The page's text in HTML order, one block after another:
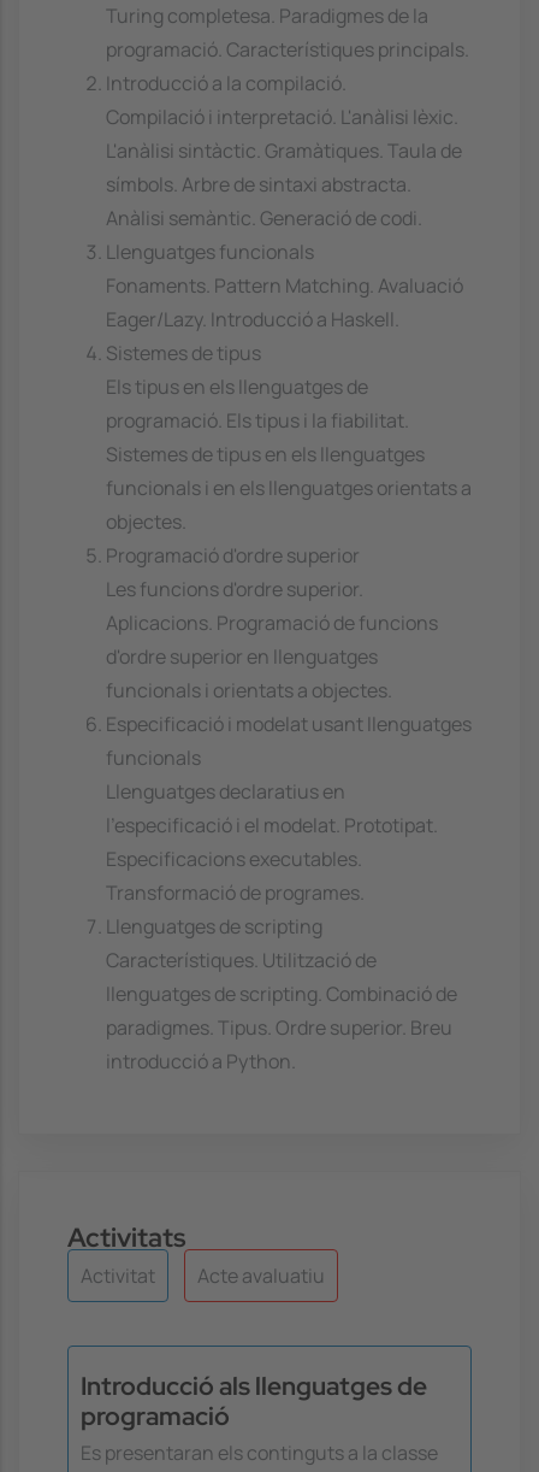
Turing completesa. Paradigmes de la
programació. Característiques principals.
Introducció a la compilació.
Compilació i interpretació. L'anàlisi lèxic.
L'anàlisi sintàctic. Gramàtiques. Taula de
símbols. Arbre de sintaxi abstracta.
Anàlisi semàntic. Generació de codi.
Llenguatges funcionals
Fonaments. Pattern Matching. Avaluació
Eager/Lazy. Introducció a Haskell.
Sistemes de tipus
Els tipus en els llenguatges de
programació. Els tipus i la fiabilitat.
Sistemes de tipus en els llenguatges
funcionals i en els llenguatges orientats a
objectes.
Programació d'ordre superior
Les funcions d'ordre superior.
Aplicacions. Programació de funcions
d'ordre superior en llenguatges
funcionals i orientats a objectes.
Especificació i modelat usant llenguatges
funcionals
Llenguatges declaratius en
l'especificació i el modelat. Prototipat.
Especificacions executables.
Transformació de programes.
Llenguatges de scripting
Característiques. Utilització de
llenguatges de scripting. Combinació de
paradigmes. Tipus. Ordre superior. Breu
introducció a Python.
Activitats
Activitat Acte avaluatiu
Introducció als llenguatges de
programació
Es presentaran els continguts a la classe